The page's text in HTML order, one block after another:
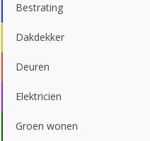
Bestrating
Dakdekker
Deuren
Elektricien
Groen wonen